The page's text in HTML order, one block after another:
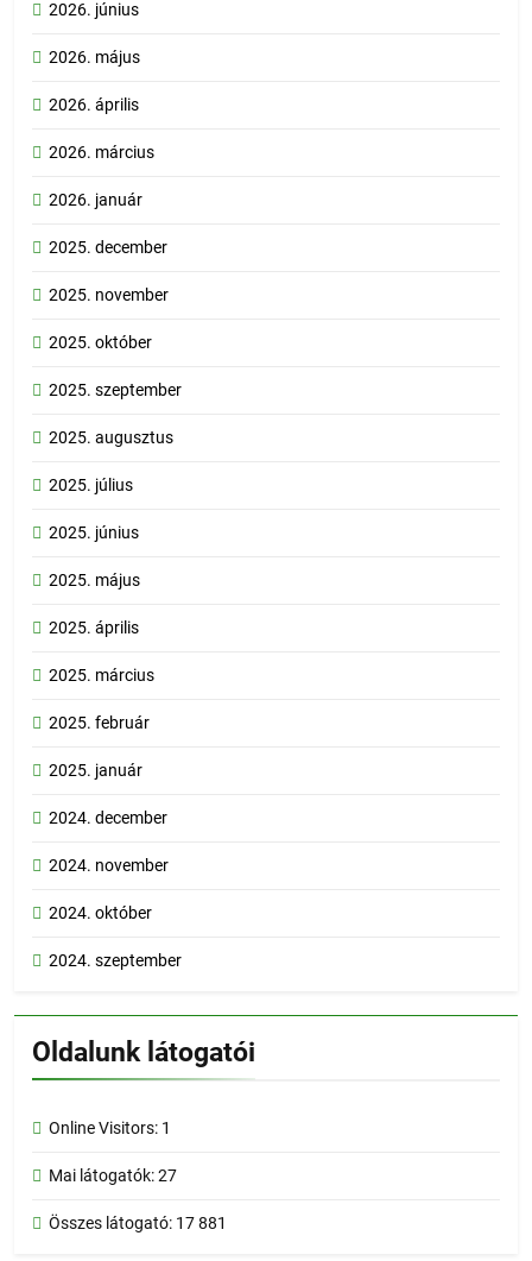
2026. június
2026. május
2026. április
2026. március
2026. január
2025. december
2025. november
2025. október
2025. szeptember
2025. augusztus
2025. július
2025. június
2025. május
2025. április
2025. március
2025. február
2025. január
2024. december
2024. november
2024. október
2024. szeptember
Oldalunk látogatói
Online Visitors: 1
Mai látogatók:27
Összes látogató: 17 881